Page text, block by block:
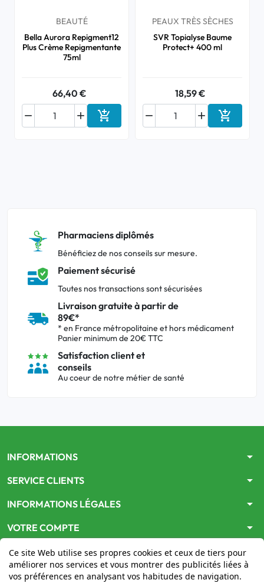
BEAUTÉ
Bella Aurora Repigment12
Plus Crème Repigmentante
75ml
66,40 €

 Ajouter au panier
PEAUX TRÈS SÈCHES
SVR Topialyse Baume
Protect+ 400 ml
18,59 €

 Ajouter
Pharmaciens diplômés
Bénéficiez de nos conseils sur mesure.
Paiement sécurisé
Toutes nos transactions sont sécurisées
Livraison gratuite à partir de
89€*
* en France métropolitaine et hors médicament
Panier minimum de 20€ TTC
Satisfaction client et
conseils
Au coeur de notre métier de santé
INFORMATIONS arrow_drop_down
SERVICE CLIENTS arrow_drop_down
INFORMATIONS LÉGALES arrow_drop_down
VOTRE COMPTE arrow_drop_down
Ce site Web utilise ses propres cookies et ceux de tiers pour
améliorer nos services et vous montrer des publicités liées à
vos préférences en analysant vos habitudes de navigation.